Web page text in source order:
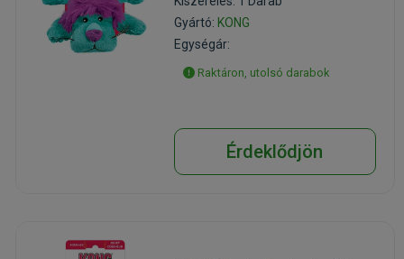
Gyártó: KONG
Egységár:
Raktáron, utolsó darabok
Érdeklődjön